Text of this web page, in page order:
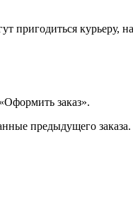
пригодиться курьеру,
заказ».
предыдущего